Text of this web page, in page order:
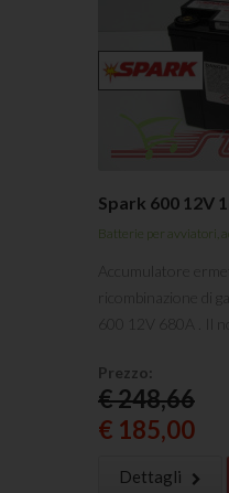
Spark 600 12V
Batterie per avviatori,
Accumulatore
ricombinazione di
600 12V 680A . Il
Prezzo:
€ 248,66
€ 185,00
Dettagli